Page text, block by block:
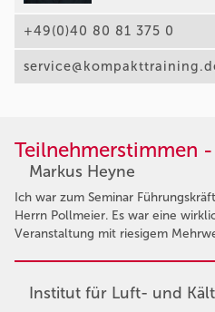
+49(0)40 80 81 375 0
Teilnehmerstimmen
Markus Heyne
Ich war zum Seminar
Herrn Pollmeier. Es war eine
Veranstaltung mit riesigem
Institut für Luft- und